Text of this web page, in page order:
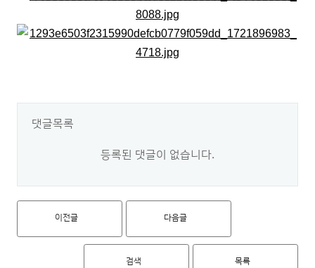
댓글목록
등록된 댓글이 없습니다.
이전글 다음글
검색 목록